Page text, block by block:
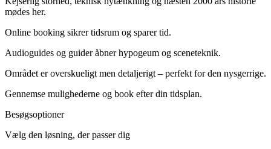
mødes her.
Online booking sikrer tidsrum og sparer tid.
Audioguides og guider åbner hypogeum og sceneteknik.
Området er overskueligt men detaljerigt – perfekt for den nysgerrige.
Gennemse mulighederne og book efter din tidsplan.
Besøgsoptioner
Vælg den løsning, der passer dig